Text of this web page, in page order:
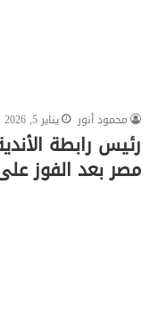
محمود أنور يناير 5, 2026
رئيس رابطة
مصر بعد الفوز